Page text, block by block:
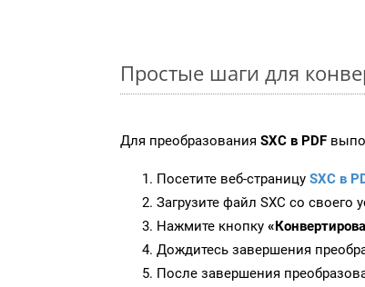
Простые шаги для
Для преобразования SXC в PDF
Посетите веб-страницу SXC в
Загрузите файл SXC со своего
Нажмите кнопку
Дождитесь завершения
После завершения